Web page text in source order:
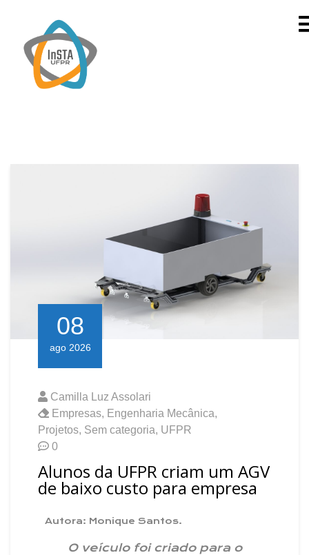
08
ago 2026
Camilla Luz Assolari
Empresas, Engenharia Mecânica,
Projetos, Sem categoria, UFPR
0
Alunos da UFPR criam um AGV
de baixo custo para empresa
Autora: Monique Santos.
O veículo foi criado para o